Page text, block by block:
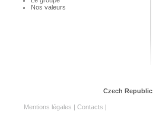
Nos valeurs
Czech Republic
Mentions légales | Contacts |